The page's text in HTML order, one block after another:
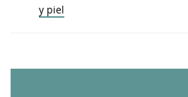
y piel